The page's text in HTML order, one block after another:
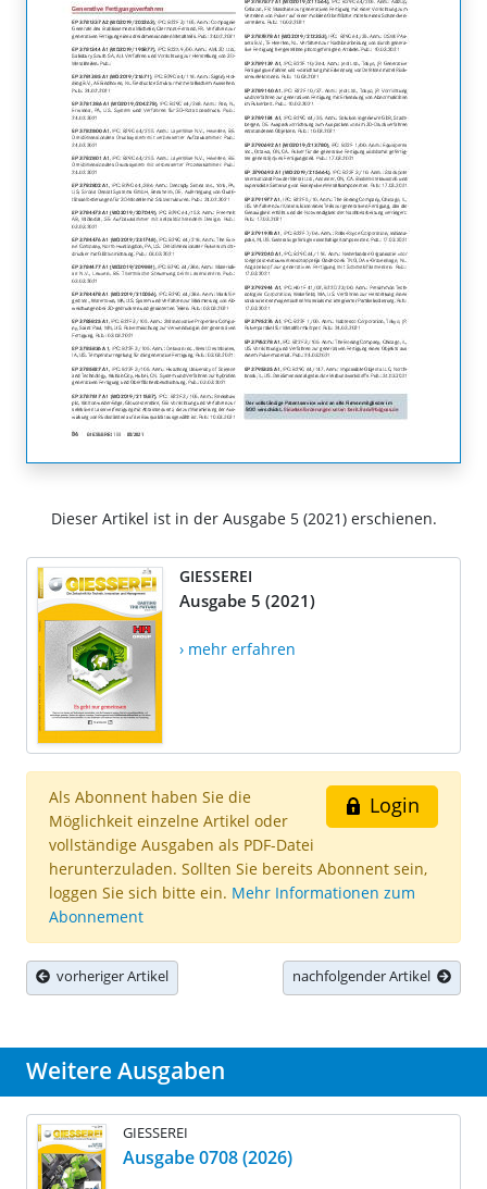
Dieser Artikel ist in der Ausgabe 5 (2021) erschienen.
GIESSEREI
Ausgabe 5 (2021)
› mehr erfahren
Login
Als Abonnent haben Sie die
Möglichkeit einzelne Artikel oder
vollständige Ausgaben als PDF-Datei
herunterzuladen. Sollten Sie bereits Abonnent sein,
loggen Sie sich bitte ein. Mehr Informationen zum
Abonnement
vorheriger Artikel nachfolgender Artikel
Weitere Ausgaben
GIESSEREI
Ausgabe 0708 (2026)